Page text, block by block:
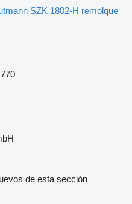
SZK 1802-H remolque
de esta sección